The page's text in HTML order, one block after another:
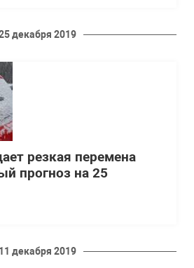
декабря 2019
резкая перемена
прогноз на 25
11 декабря 2019